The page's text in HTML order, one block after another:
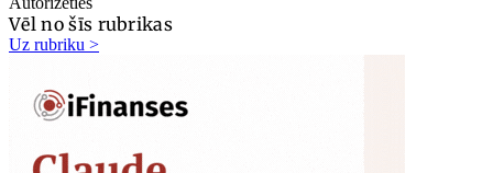
Vēl no šīs rubrikas
Uz rubriku >